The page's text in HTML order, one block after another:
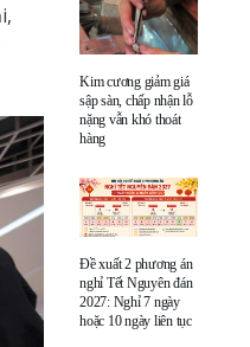
Kim cương giảm giá
sập sàn, chấp nhận lỗ
nặng vẫn khó thoát
hàng
Đề xuất 2 phương án
nghỉ Tết Nguyên đán
2027: Nghỉ 7 ngày
hoặc 10 ngày liên tục